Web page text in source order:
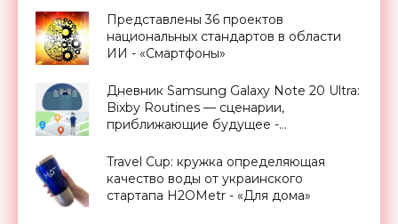
Представлены 36 проектов
национальных стандартов в области
ИИ - «Смартфоны»
Дневник Samsung Galaxy Note 20 Ultra:
Bixby Routines — сценарии,
приближающие будущее -
Travel Cup: кружка определяющая
качество воды от украинского
стартапа H2OMetr - «Для дома»